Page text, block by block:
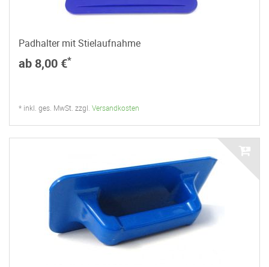
Padhalter mit Stielaufnahme
ab 8,00 €*
* inkl. ges. MwSt. zzgl. Versandkosten